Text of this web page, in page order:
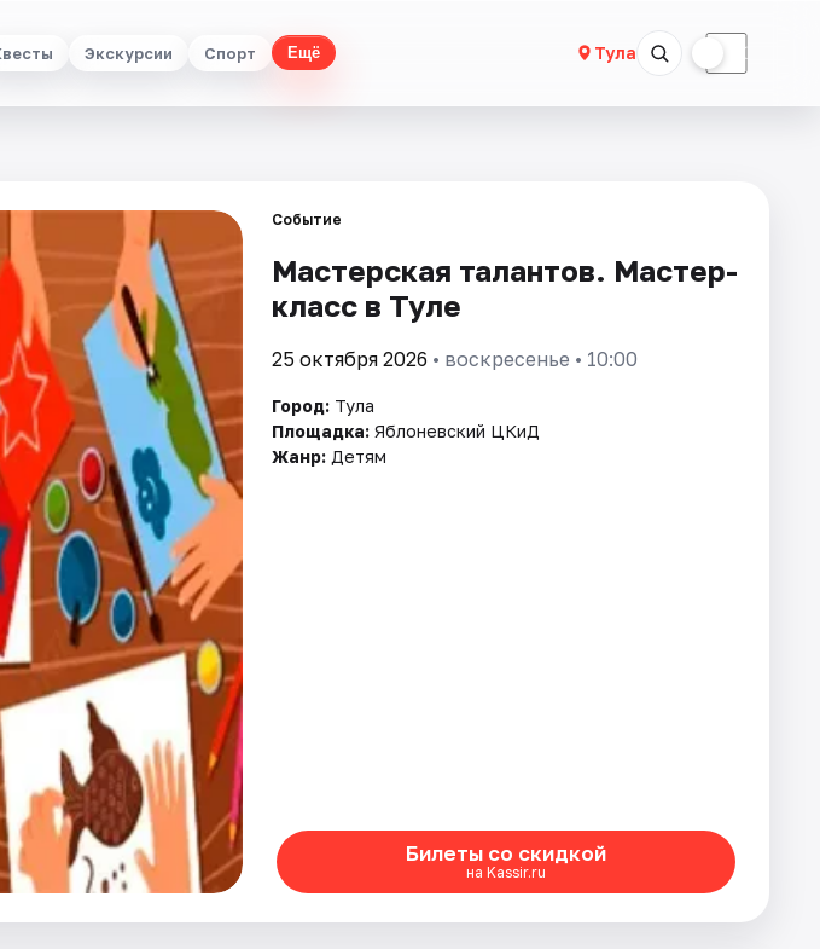
Экскурсии Спорт Ещё Тула ☾
Событие
Мастерская талантов. Мастер-
класс в Туле
25 октября 2026 • воскресенье • 10:00
Город: Тула
Площадка: Яблоневский ЦКиД
Жанр: Детям
Билеты со скидкой
на Kassir.ru